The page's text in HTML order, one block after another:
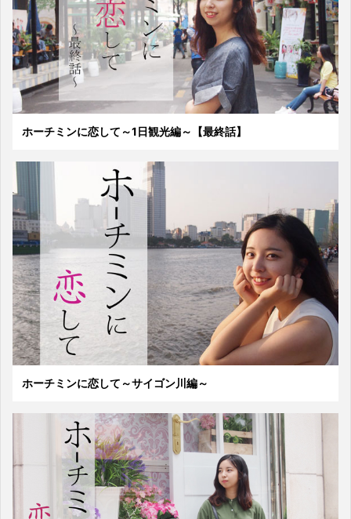
ホーチミンに恋して～1日観光編～【最終話】
ホーチミンに恋して～サイゴン川編～